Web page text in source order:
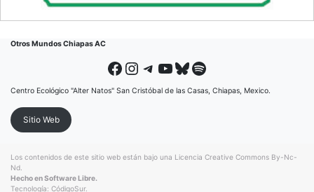
Otros Mundos Chiapas AC
Facebook Instagram Telegram YouTube Bluesky Spotify
Centro Ecológico "Alter Natos" San Cristóbal de las Casas, Chiapas, Mexico.
Sitio Web
Los contenidos de este sitio web están bajo una Licencia Creative Commons By-Nc-
Nd
Hecho en Software Libre.
Tecnología: CódigoSur.